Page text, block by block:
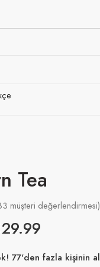
Tea
müşteri değerlendirmesi)
29.99
77'den fazla kişinin